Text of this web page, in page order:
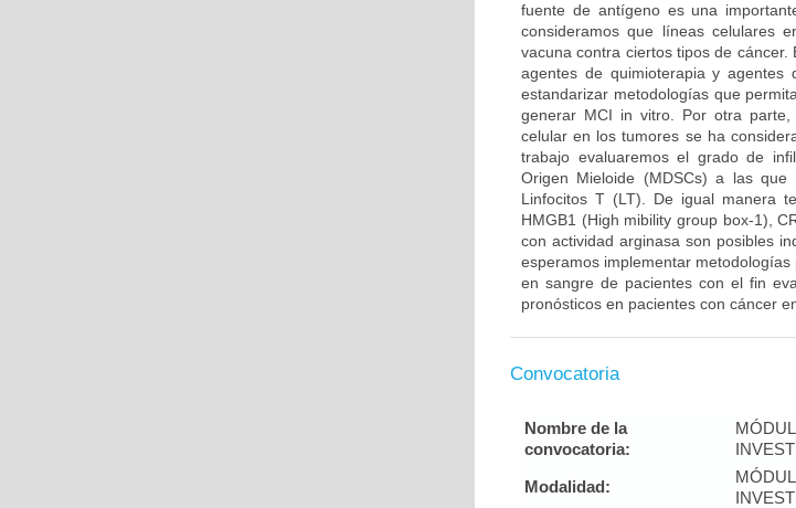
fuente de antígeno es una
consideramos que líneas celulares
vacuna contra ciertos tipos de
agentes de quimioterapia y agentes
estandarizar metodologías que
generar MCI in vitro. Por otra
celular en los tumores se ha
trabajo evaluaremos el grado de
Origen Mieloide (MDSCs) a las
Linfocitos T (LT). De igual manera
HMGB1 (High mibility group box-1),
con actividad arginasa son posibles
esperamos implementar
en sangre de pacientes con el fin
pronósticos en pacientes con cáncer
Convocatoria
Nombre de la
convocatoria:
Modalidad: